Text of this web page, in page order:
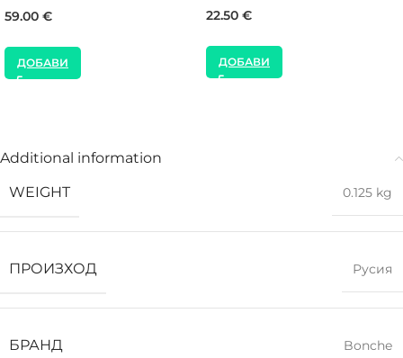
59.00 €
ДОБАВИ
22.50 €
ДОБАВИ
Additional information
WEIGHT
0.125 kg
ПРОИЗХОД Русия
БРАНД Bonche